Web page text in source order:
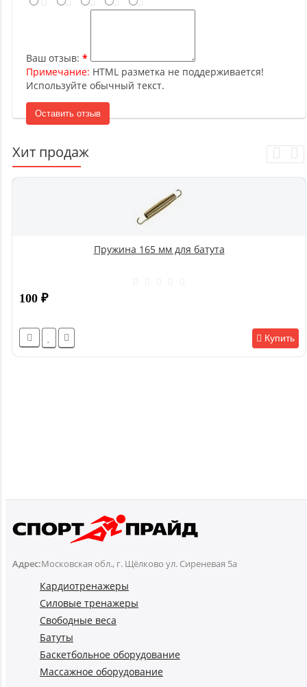
Ваш отзыв:
Примечание: HTML разметка не поддерживается!
Используйте обычный текст.
Оставить отзыв
Хит продаж
Пружина 165 мм для батута
100 ₽
Купить
Адрес:Московская обл., г. Щёлково ул. Сиреневая 5а
Кардиотренажеры
Силовые тренажеры
Свободные веса
Батуты
Баскетбольное оборудование
Массажное оборудование